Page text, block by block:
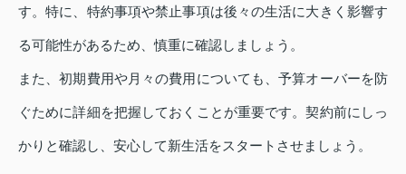
す。特に、特約事項や禁止事項は後々の生活に大きく影響す
る可能性があるため、慎重に確認しましょう。
また、初期費用や月々の費用についても、予算オーバーを防
ぐために詳細を把握しておくことが重要です。契約前にしっ
かりと確認し、安心して新生活をスタートさせましょう。